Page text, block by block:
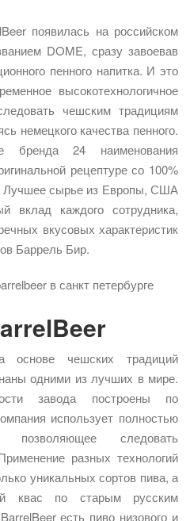
появилась на российском
DOME, сразу завоевав
пенного напитка. И это
высокотехнологичное
чешским традициям
немецкого качества пенного.
бренда 24 наименования
рецептуре со 100%
Лучшее сырье из Европы, США
вклад каждого сотрудника,
вкусовых характеристик
Баррель Бир.
основе чешских традиций
одними из лучших в мире.
завода построены по
использует полностью
позволяющее следовать
разных технологий
уникальных сортов пива, а
квас по старым русским
есть пиво низового и